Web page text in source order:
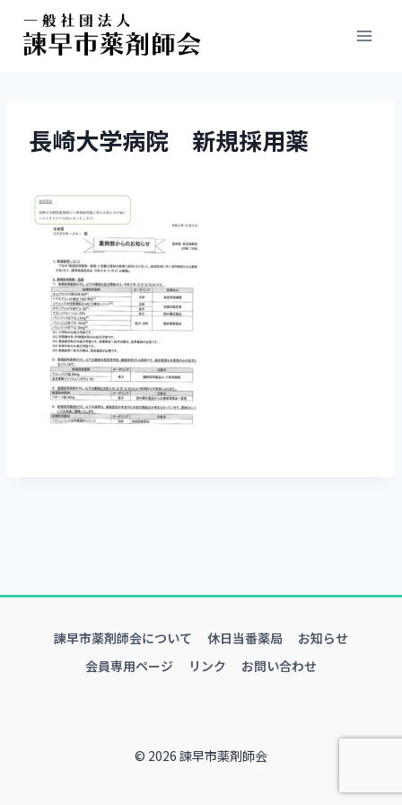
長崎大学病院 新規採用薬
諫早市薬剤師会について 休日当番薬局
お知らせ
会員専用ページ
リンク お問い合わせ
© 2026 諫早市薬剤師会